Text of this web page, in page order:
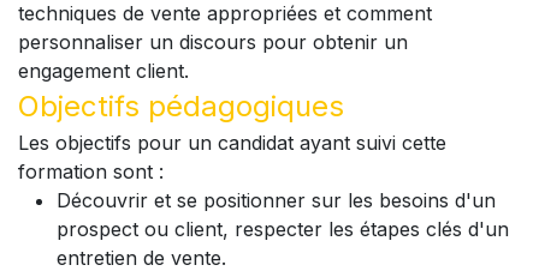
techniques de vente appropriées et comment
personnaliser un discours pour obtenir un
engagement client.
Objectifs pédagogiques
Les objectifs pour un candidat ayant suivi cette
formation sont :
Découvrir et se positionner sur les besoins d'un
prospect ou client, respecter les étapes clés d'un
entretien de vente.